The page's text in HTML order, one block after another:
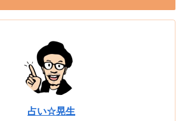
占い☆晃生